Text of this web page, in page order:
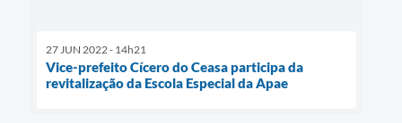
27 JUN 2022 - 14h21
Vice-prefeito Cícero do Ceasa participa da
revitalização da Escola Especial da Apae